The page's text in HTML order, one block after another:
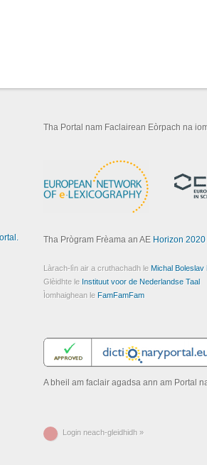
Tha Portal nam Faclairean Eòrpach na
Tha Prògram Frèama an AE Horizon 2020
Làrach-lìn air a cruthachadh le Michal Boleslav
Glèidhte le Instituut voor de Nederlandse Taal
Ìomhaighean le FamFamFam
A bheil am faclair agadsa ann am Portal
Login neach-gleidhidh »